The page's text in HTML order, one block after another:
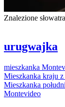
Znalezione słowa
urugwajka
mieszkanka
Mieszkanka kraju z
Mieszkanka
Montevideo